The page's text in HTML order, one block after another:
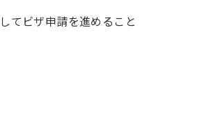
てビザ申請を進めること